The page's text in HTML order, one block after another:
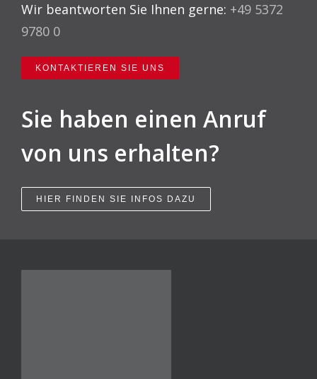
Wir beantworten Sie Ihnen gerne: +49 5372
9780 0
KONTAKTIEREN SIE UNS
Sie haben einen Anruf
von uns erhalten?
HIER FINDEN SIE INFOS DAZU